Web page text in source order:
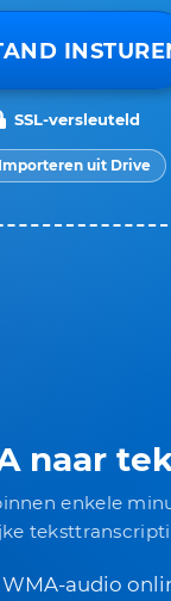
naar
enkele
audio
SSL-versleuteld
uit Drive